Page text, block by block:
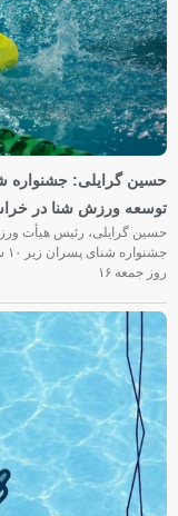
توسعه ورزش شنا در
حسین گرایلی، رئیس هیأت
روز جمعه‌ ۱۶